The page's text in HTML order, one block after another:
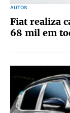
AUTOS
Fiat realiza
68 mil em